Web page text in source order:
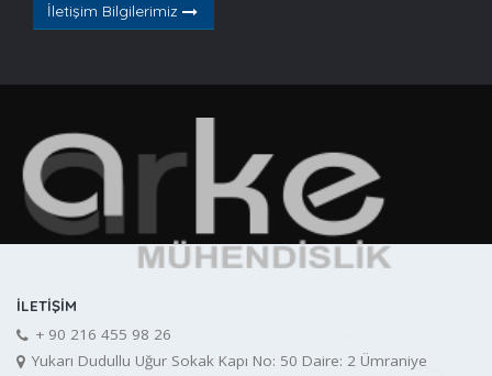
İletişim Bilgilerimiz
İLETIŞIM
+ 90 216 455 98 26
Yukarı Dudullu Uğur Sokak Kapı No: 50 Daire: 2 Ümraniye